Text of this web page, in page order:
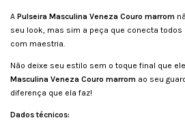
A Pulseira Masculina Veneza Couro marrom
seu look, mas sim a peça que conecta
com maestria.
Não deixe seu estilo sem o toque final que
Masculina Veneza Couro marrom ao seu
diferença que ela faz!
Dados técnicos: